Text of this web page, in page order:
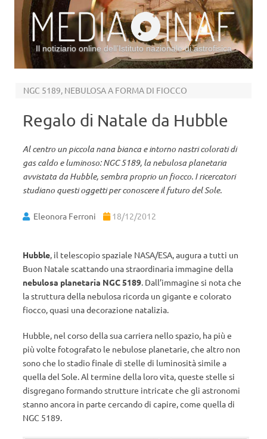
Il notiziario online dell’Istituto nazionale di astrofisica
NGC 5189, NEBULOSA A FORMA DI FIOCCO
Regalo di Natale da Hubble
Al centro un piccola nana bianca e intorno nastri colorati di
gas caldo e luminoso: NGC 5189, la nebulosa planetaria
avvistata da Hubble, sembra proprio un fiocco. I ricercatori
studiano questi oggetti per conoscere il futuro del Sole.
Eleonora Ferroni 18/12/2012
Hubble, il telescopio spaziale NASA/ESA, augura a tutti un
Buon Natale scattando una straordinaria immagine della
nebulosa planetaria NGC 5189. Dall’immagine si nota che
la struttura della nebulosa ricorda un gigante e colorato
fiocco, quasi una decorazione natalizia.
Hubble, nel corso della sua carriera nello spazio, ha più e
più volte fotografato le nebulose planetarie, che altro non
sono che lo stadio finale di stelle di luminosità simile a
quella del Sole. Al termine della loro vita, queste stelle si
disgregano formando strutture intricate che gli astronomi
stanno ancora in parte cercando di capire, come quella di
NGC 5189.